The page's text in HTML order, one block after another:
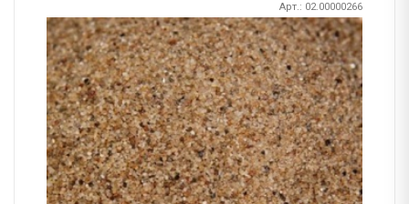
Арт.: 02.00000266